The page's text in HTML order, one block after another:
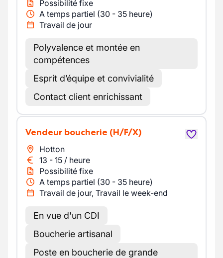
Possibilité fixe
A temps partiel (30 - 35 heure)
Travail de jour
Polyvalence et montée en
compétences
Esprit d’équipe et convivialité
Contact client enrichissant
Vendeur boucherie (H/F/X)
Hotton
13 - 15 / heure
Possibilité fixe
A temps partiel (30 - 35 heure)
Travail de jour, Travail le week-end
En vue d'un CDI
Boucherie artisanal
Poste en boucherie de grande